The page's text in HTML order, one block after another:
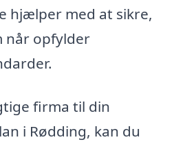
hjælper med at sikre,
når opfylder
firma til din
i Rødding, kan du